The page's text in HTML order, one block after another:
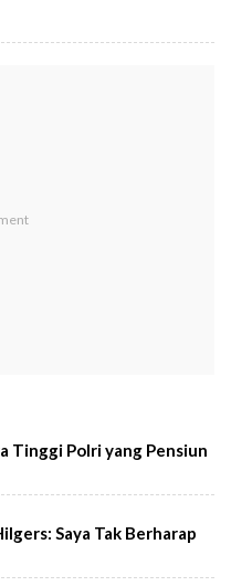
Tinggi Polri yang Pensiun
Saya Tak Berharap